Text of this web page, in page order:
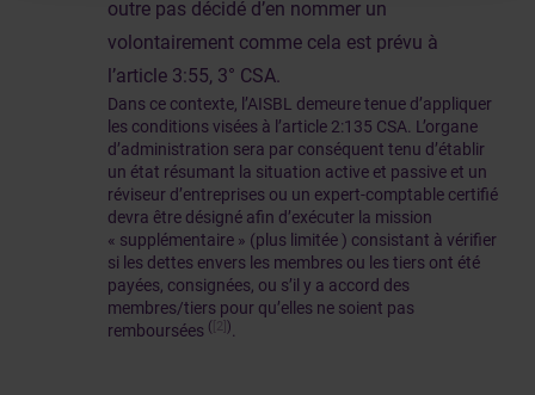
outre pas décidé d’en nommer un
volontairement comme cela est prévu à
l’article 3:55, 3° CSA.
Dans ce contexte, l’AISBL demeure tenue d’appliquer
les conditions visées à l’article 2:135 CSA. L’organe
d’administration sera par conséquent tenu d’établir
un état résumant la situation active et passive et un
réviseur d’entreprises ou un expert-comptable certifié
devra être désigné afin d’exécuter la mission
« supplémentaire » (plus limitée ) consistant à vérifier
si les dettes envers les membres ou les tiers ont été
payées, consignées, ou s’il y a accord des
membres/tiers pour qu’elles ne soient pas
remboursées ( [2])